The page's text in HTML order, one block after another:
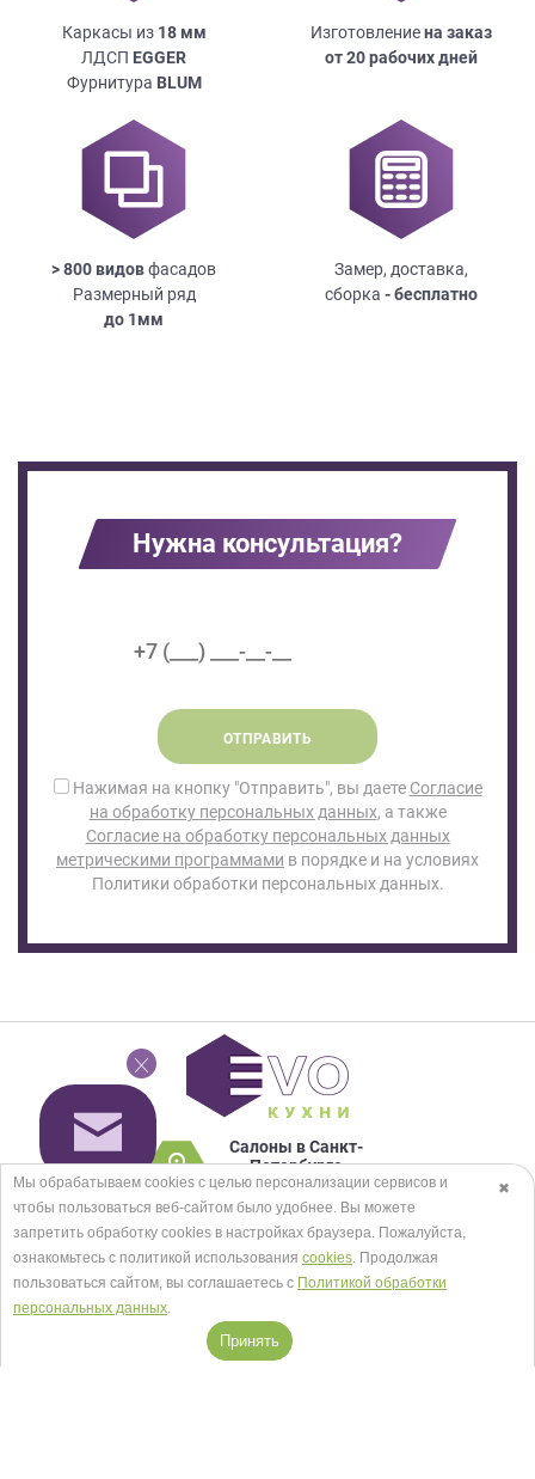
Каркасы из 18мм
ЛДСП EGGER
Фурнитура BLUM
Изготовлениена заказ
от 20 рабочих дней
> 800 видовфасадов
Размерный ряд
до 1мм
Замер, доставка,
сборка - бесплатно
Нужна консультация?
ОТПРАВИТЬ
Нажимая на кнопку "Отправить", вы даете Согласие
на обработку персональных данных, а также
Согласие на обработку персональных данных
метрическими программами в порядке и на условиях
Политики обработки персональных данных.
Салоны в Санкт-
Петербурге
Посмотреть на карте
+7 (812) 467-93-30
Заказать звонок
✖
Мы обрабатываем cookies с целью персонализации сервисов и
чтобы пользоваться веб-сайтом было удобнее. Вы можете
запретить обработку сookies в настройках браузера. Пожалуйста,
ознакомьтесь с политикой использования cookies. Продолжая
пользоваться сайтом, вы соглашаетесь с Политикой обработки
персональных данных.
Принять